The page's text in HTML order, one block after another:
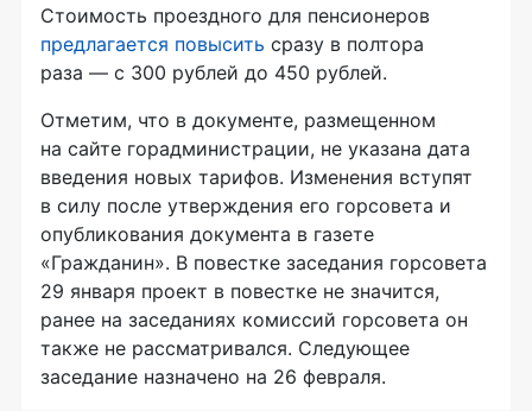
Стоимость проездного для пенсионеров
предлагается повысить сразу в полтора
раза — с 300 рублей до 450 рублей.
Отметим, что в документе, размещенном
на сайте горадминистрации, не указана дата
введения новых тарифов. Изменения вступят
в силу после утверждения его горсовета и
опубликования документа в газете
«Гражданин». В повестке заседания горсовета
29 января проект в повестке не значится,
ранее на заседаниях комиссий горсовета он
также не рассматривался. Следующее
заседание назначено на 26 февраля.